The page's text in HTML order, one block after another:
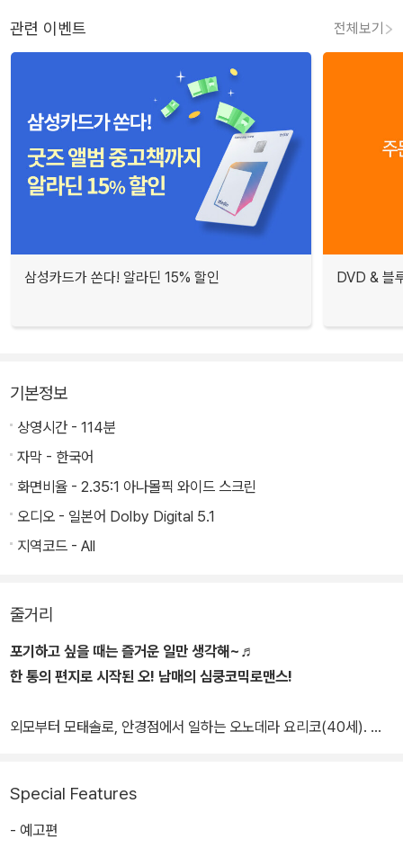
관련 이벤트 전체보기
삼성카드가 쏜다! 알라딘 15% 할인 DVD & 블
기본정보
상영시간 - 114분
자막 - 한국어
화면비율 - 2.35:1 아나몰픽 와이드 스크린
오디오 - 일본어 Dolby Digital 5.1
지역코드 - All
줄거리
포기하고 싶을 때는 즐거운 일만 생각해~♬
한 통의 편지로 시작된 오! 남매의 심쿵코믹로맨스!
외모부터 모태솔로, 안경점에서 일하는 오노데라 요리코(40세). 외
으로 보기에는 불평불만으로 투닥거리는 남매지만 함께 식사를 하고,
쇼핑을 하며 때로는 놀이공원으로 놀러 가는 등 서로에게 의지하며
Special Features
- 예고편